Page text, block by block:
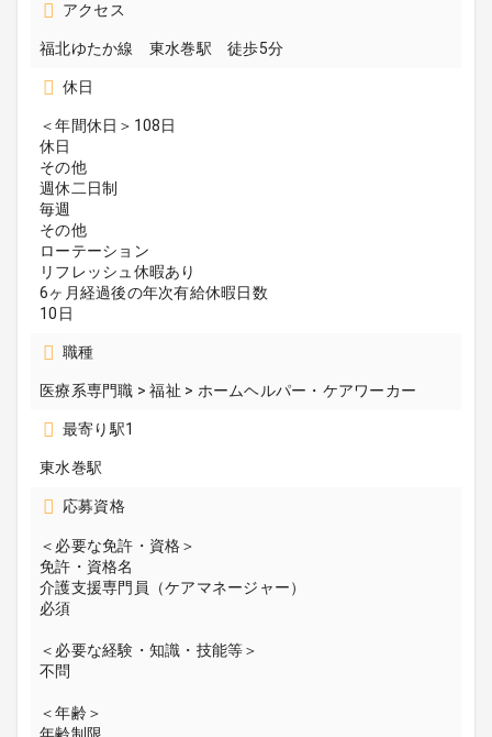
アクセス
福北ゆたか線 東水巻駅 徒歩5分
休日
＜年間休日＞108日
休日
その他
週休二日制
毎週
その他
ローテーション
リフレッシュ休暇あり
6ヶ月経過後の年次有給休暇日数
10日
職種
医療系専門職 > 福祉 > ホームヘルパー・ケアワーカー
最寄り駅1
東水巻駅
応募資格
＜必要な免許・資格＞
免許・資格名
介護支援専門員（ケアマネージャー）
必須
＜必要な経験・知識・技能等＞
不問
＜年齢＞
年齢制限